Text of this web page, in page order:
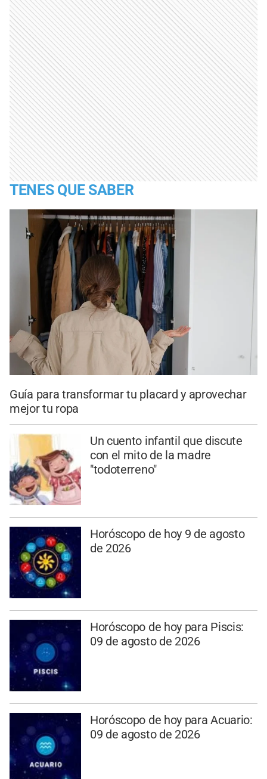
TENES QUE SABER
Guía para transformar tu placard y aprovechar
mejor tu ropa
Un cuento infantil que discute
con el mito de la madre
"todoterreno"
Horóscopo de hoy 9 de agosto
de 2026
Horóscopo de hoy para Piscis:
09 de agosto de 2026
Horóscopo de hoy para Acuario:
09 de agosto de 2026